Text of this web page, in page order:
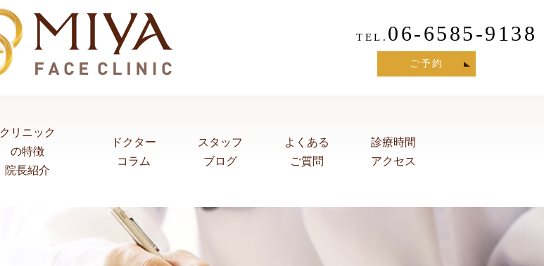
TEL. 06-6585-9138
ご予約
クリニック
の特徴
院長紹介
ドクター
コラム
スタッフ
ブログ
よくある
ご質問
診療時間
アクセス